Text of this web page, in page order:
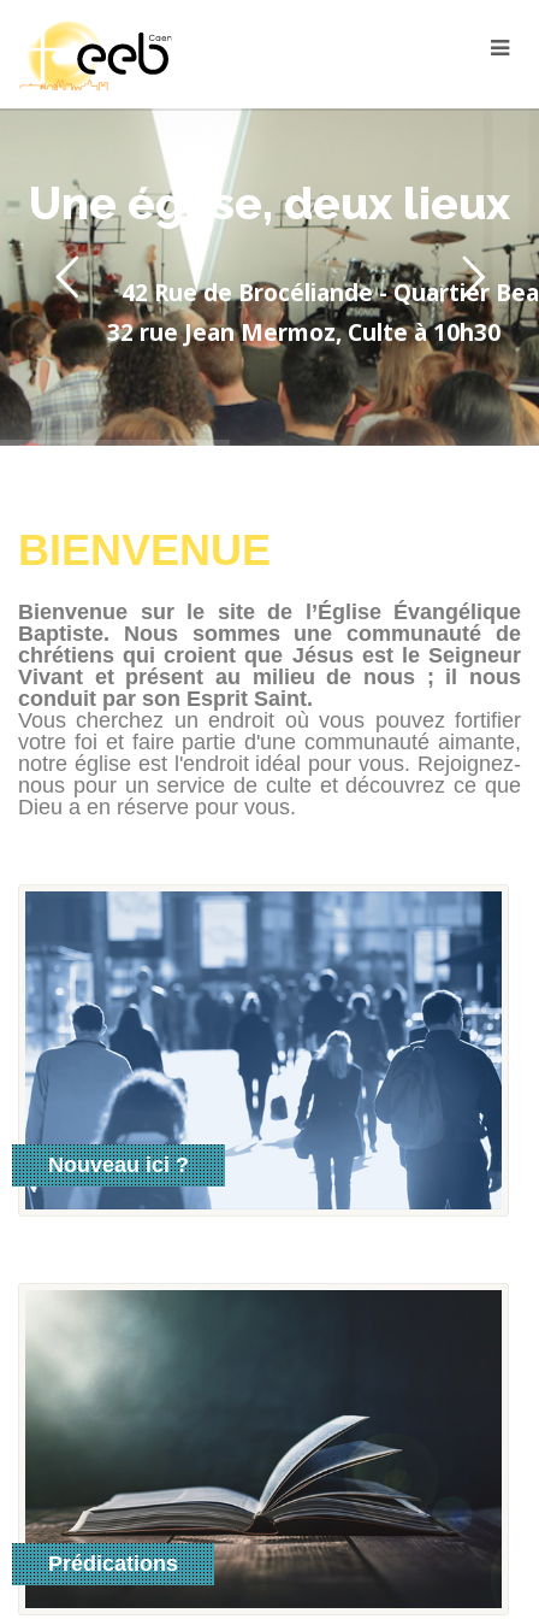
Une égl se, deux lieux
42 Rue de Brocéliande - Quartier
32 rue Jean Mermoz, Culte à 10h30
BIENVENUE
Bienvenue sur le site de l’Église Évangélique
Baptiste. Nous sommes une communauté de
chrétiens qui croient que Jésus est le Seigneur
Vivant et présent au milieu de nous ; il nous
conduit par son Esprit Saint.
Vous cherchez un endroit où vous pouvez fortifier
votre foi et faire partie d'une communauté aimante,
notre église est l'endroit idéal pour vous. Rejoignez-
nous pour un service de culte et découvrez ce que
Dieu a en réserve pour vous.
Nouveau ici ?
Lire plus
Prédications
Lire Plus